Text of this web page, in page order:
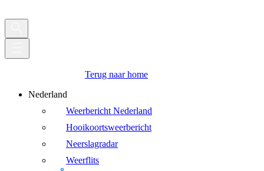
Terug naar home
Nederland
Weerbericht Nederland
Hooikoortsweerbericht
Neerslagradar
Weerflits